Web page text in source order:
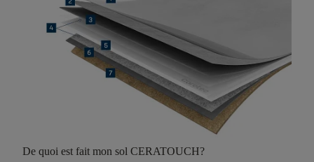
De quoi est fait mon sol CERATOUCH?